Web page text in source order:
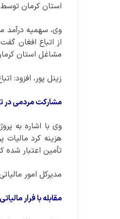
استان کرمان
مشاغل استان
زینل پور، افزود:
مشارکت مردمی در
تأمین اعتبار
مدیرکل امور
مقابله با فرار